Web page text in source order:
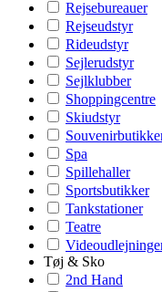
Rejsebureauer
Rejseudstyr
Rideudstyr
Sejlerudstyr
Sejlklubber
Shoppingcentre
Skiudstyr
Spa
Spillehaller
Sportsbutikker
Tankstationer
Teatre
Tøj & Sko
2nd Hand